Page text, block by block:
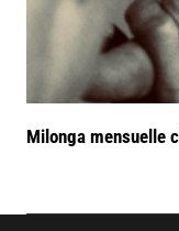
Milonga mensuelle